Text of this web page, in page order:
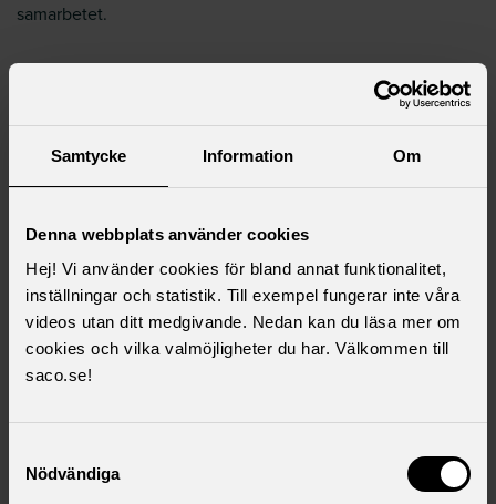
Samtycke Information Om
Denna webbplats använder cookies
Hej! Vi använder cookies för bland annat funktionalitet,
inställningar och statistik. Till exempel fungerar inte våra
videos utan ditt medgivande. Nedan kan du läsa mer om
cookies och vilka valmöjligheter du har. Välkommen till
saco.se!
Nödvändiga
samarbetet.
Läs mer i ämnet
Samhällsekonomisk utblick
Här hittar du alla delar i serien samhällsekonomisk
utblick